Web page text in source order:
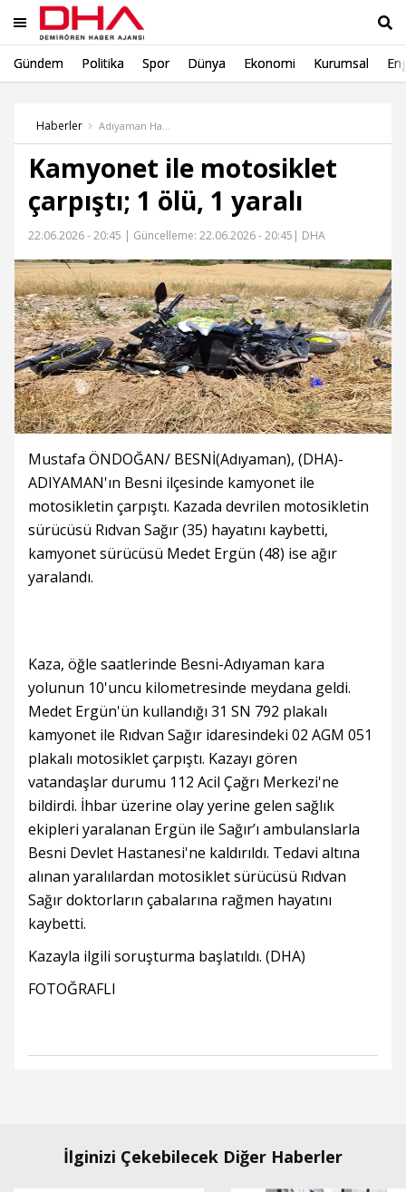
Gündem Politika Spor Dünya Ekonomi Kurumsal
Haberler
Kamyonet ile motosiklet
çarpıştı; 1 ölü, 1 yaralı
22.06.2026 - 20:45 | Güncelleme: 22.06.2026 - 20:45 | DHA
Mustafa ÖNDOĞAN/ BESNİ(Adıyaman), (DHA)-
ADIYAMAN'ın Besni ilçesinde kamyonet ile
motosikletin çarpıştı. Kazada devrilen motosikletin
sürücüsü Rıdvan Sağır (35) hayatını kaybetti,
kamyonet sürücüsü Medet Ergün (48) ise ağır
yaralandı.
Kaza, öğle saatlerinde Besni-Adıyaman kara
yolunun 10'uncu kilometresinde meydana geldi.
Medet Ergün'ün kullandığı 31 SN 792 plakalı
kamyonet ile Rıdvan Sağır idaresindeki 02 AGM 051
plakalı motosiklet çarpıştı. Kazayı gören
vatandaşlar durumu 112 Acil Çağrı Merkezi'ne
bildirdi. İhbar üzerine olay yerine gelen sağlık
ekipleri yaralanan Ergün ile Sağır’ı ambulanslarla
Besni Devlet Hastanesi'ne kaldırıldı. Tedavi altına
alınan yaralılardan motosiklet sürücüsü Rıdvan
Sağır doktorların çabalarına rağmen hayatını
kaybetti.
Kazayla ilgili soruşturma başlatıldı. (DHA)
FOTOĞRAFLI
İlginizi Çekebilecek Diğer Haberler